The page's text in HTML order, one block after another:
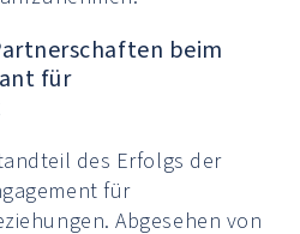
beim
für
des Erfolgs der
für
Abgesehen von